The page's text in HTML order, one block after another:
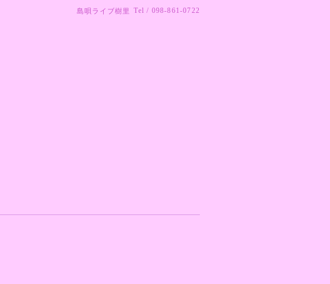
島唄ライブ樹里 Tel / 098-861-0722